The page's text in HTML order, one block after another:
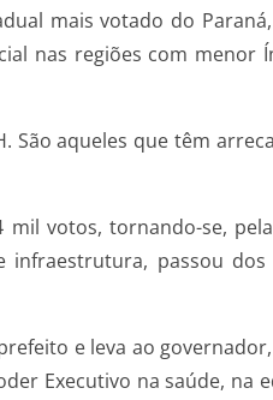
mais votado do
nas regiões com menor
São aqueles que têm
votos, tornando-se,
infraestrutura, passou
e leva ao
Executivo na saúde, na